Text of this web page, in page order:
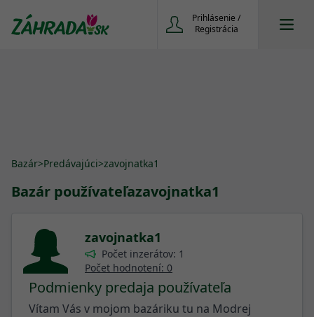
Prihlásenie /
Registrácia
Bazár>Predávajúci>zavojnatka1
Bazár používateľazavojnatka1
zavojnatka1
Počet inzerátov: 1
Počet hodnotení: 0
Podmienky predaja používateľa
Vítam Vás v mojom bazáriku tu na Modrej